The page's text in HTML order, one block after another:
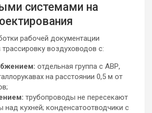
системами на
рабочей документации
воздуховодов с:
отдельная группа с АВР,
на расстоянии 0,5 м от
трубопроводы не пересекают
над кухней; конденсатоотводчики с